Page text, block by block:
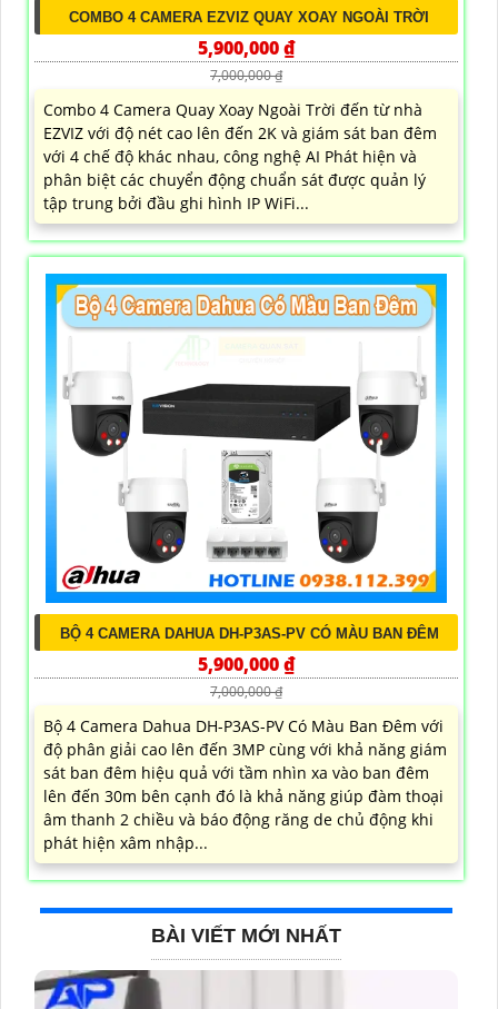
COMBO 4 CAMERA EZVIZ QUAY XOAY NGOÀI TRỜI
5,900,000 ₫
7,000,000 ₫
Combo 4 Camera Quay Xoay Ngoài Trời đến từ nhà
EZVIZ với độ nét cao lên đến 2K và giám sát ban đêm
với 4 chế độ khác nhau, công nghệ AI Phát hiện và
phân biệt các chuyển động chuẩn sát được quản lý
tập trung bởi đầu ghi hình IP WiFi...
BỘ 4 CAMERA DAHUA DH-P3AS-PV CÓ MÀU BAN ĐÊM
5,900,000 ₫
7,000,000 ₫
Bộ 4 Camera Dahua DH-P3AS-PV Có Màu Ban Đêm với
độ phân giải cao lên đến 3MP cùng với khả năng giám
sát ban đêm hiệu quả với tầm nhìn xa vào ban đêm
lên đến 30m bên cạnh đó là khả năng giúp đàm thoại
âm thanh 2 chiều và báo động răng de chủ động khi
phát hiện xâm nhập...
BÀI VIẾT MỚI NHẤT